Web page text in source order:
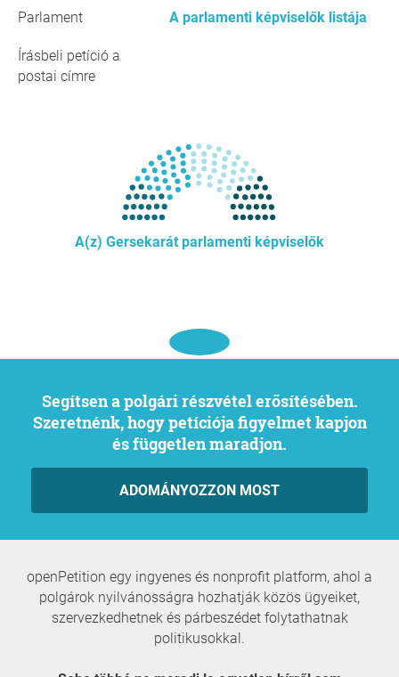
Parlament A parlamenti képviselők listája
Írásbeli petíció a
postai címre
A(z) Gersekarát parlamenti képviselők
Segítsen a polgári részvétel erősítésében.
Szeretnénk, hogy petíciója figyelmet kapjon
és független maradjon.
ADOMÁNYOZZON MOST
openPetition egy ingyenes és nonprofit platform, ahol a
polgárok nyilvánosságra hozhatják közös ügyeiket,
szervezkedhetnek és párbeszédet folytathatnak
politikusokkal.